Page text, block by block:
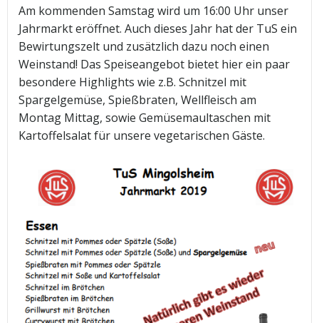
Am kommenden Samstag wird um 16:00 Uhr unser
Jahrmarkt eröffnet. Auch dieses Jahr hat der TuS ein
Bewirtungszelt und zusätzlich dazu noch einen
Weinstand! Das Speiseangebot bietet hier ein paar
besondere Highlights wie z.B. Schnitzel mit
Spargelgemüse, Spießbraten, Wellfleisch am
Montag Mittag, sowie Gemüsemaultaschen mit
Kartoffelsalat für unsere vegetarischen Gäste.